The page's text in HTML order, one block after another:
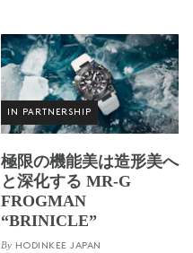
IN PARTNERSHIP
極限の機能美は造形美へ
と深化する MR-G
FROGMAN
“BRINICLE”
By HODINKEE JAPAN